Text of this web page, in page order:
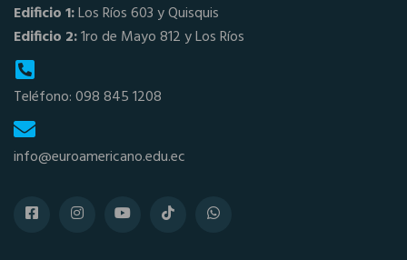
Edificio 1:Los Ríos 603 y Quisquis
Edificio 2:1ro de Mayo 812 y Los Ríos
Teléfono: 098 845 1208
info@euroamericano.edu.ec